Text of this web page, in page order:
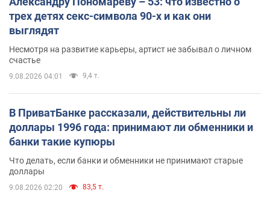
трех детях секс-символа 90-х и как они
выглядят
Несмотря на развитие карьеры, артист не забывал о личном
счастье
9.08.2026 04:01 9,4 т.
В ПриватБанке рассказали, действительны ли
доллары 1996 года: принимают ли обменники и
банки такие купюры
Что делать, если банки и обменники не принимают старые
доллары
9.08.2026 02:20 83,5 т.